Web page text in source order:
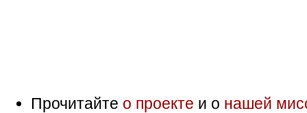
Прочитайте о проекте и о нашей